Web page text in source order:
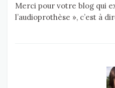
Merci pour votre blog qui
l’audioprothèse », c’est à